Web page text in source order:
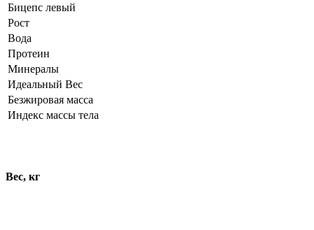
Бицепс левый
Рост
Вода
Протеин
Минералы
Идеальный Вес
Безжировая масса
Индекс массы тела
Вес, кг